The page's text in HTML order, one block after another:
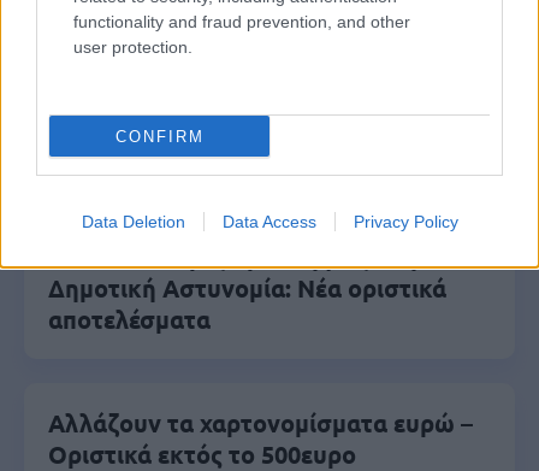
functionality and fraud prevention, and other
user protection.
CONFIRM
Data Deletion Data Access Privacy Policy
κάνουν αίτηση
ΔΥΠΑ/ΟΑΕΔ: 8.000 νέες προσλήψεις -
Από σήμερα οι αιτήσεις
Δημοτική Αστυνομία: Νέα οριστικά
αποτελέσματα
Αλλάζουν τα χαρτονομίσματα ευρώ –
Οριστικά εκτός το 500ευρο